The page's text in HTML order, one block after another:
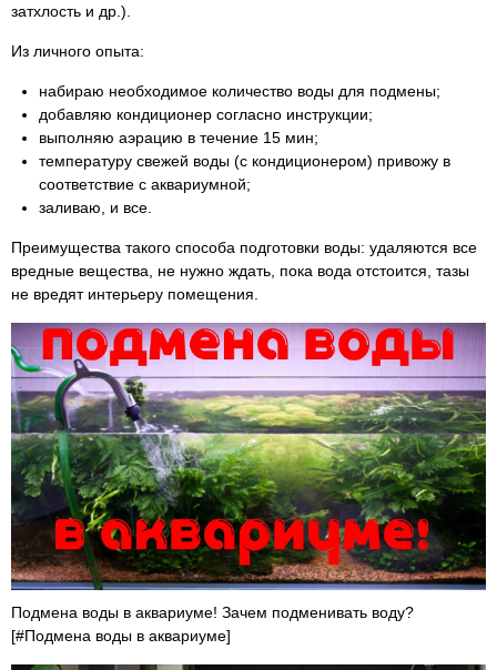
затхлость и др.).
Из личного опыта:
набираю необходимое количество воды для подмены;
добавляю кондиционер согласно инструкции;
выполняю аэрацию в течение 15 мин;
температуру свежей воды (с кондиционером) привожу в
соответствие с аквариумной;
заливаю, и все.
Преимущества такого способа подготовки воды: удаляются все
вредные вещества, не нужно ждать, пока вода отстоится, тазы
не вредят интерьеру помещения.
Подмена воды в аквариуме! Зачем подменивать воду?
[#Подмена воды в аквариуме]